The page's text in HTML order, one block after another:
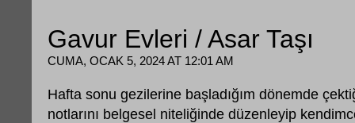
Gavur Evleri / Asar Taşı
CUMA, OCAK 5, 2024 AT 12:01 AM
Hafta sonu gezilerine başladığım dönemde
notlarını belgesel niteliğinde düzenleyip